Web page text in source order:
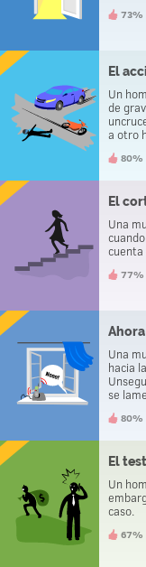
73%
El
Un
de
a otro
80%
El
Una
cuenta
77%
Una
hacia
se
80%
El
Un
caso.
67%